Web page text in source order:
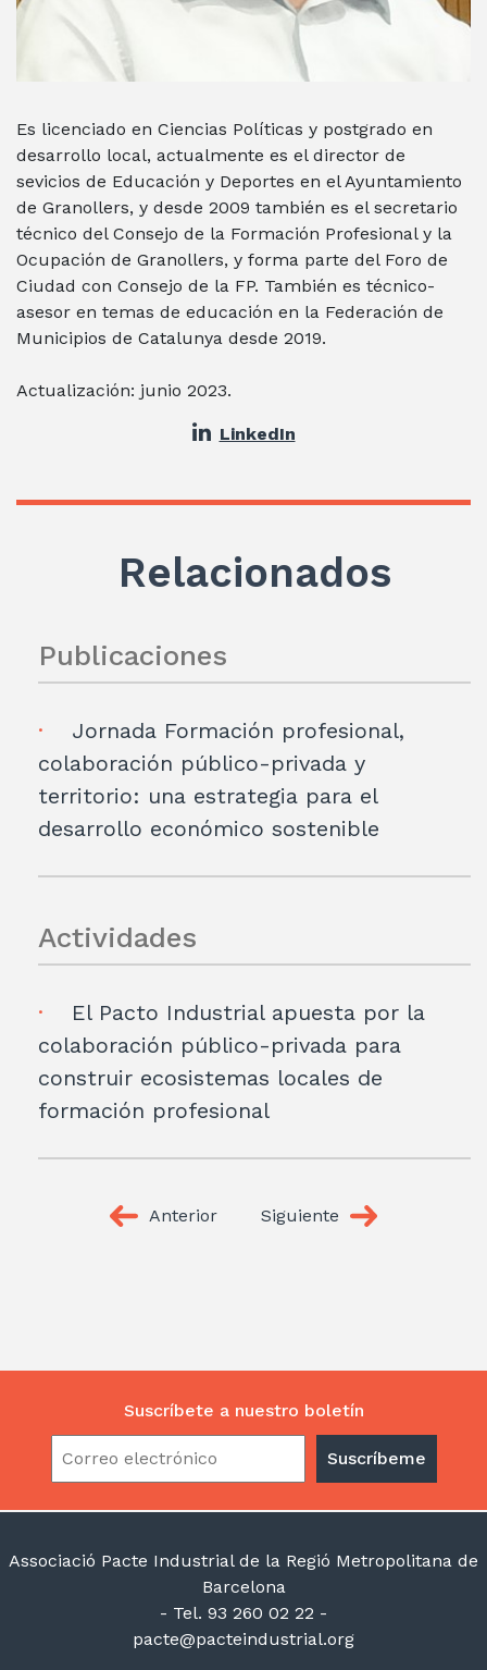
Es licenciado en Ciencias Políticas y postgrado en
desarrollo local, actualmente es el director de
sevicios de Educación y Deportes en el Ayuntamiento
de Granollers, y desde 2009 también es el secretario
técnico del Consejo de la Formación Profesional y la
Ocupación de Granollers, y forma parte del Foro de
Ciudad con Consejo de la FP. También es técnico-
asesor en temas de educación en la Federación de
Municipios de Catalunya desde 2019.
Actualización: junio 2023.
LinkedIn
Relacionados
Publicaciones
Jornada Formación profesional,
colaboración público-privada y
territorio: una estrategia para el
desarrollo económico sostenible
Actividades
El Pacto Industrial apuesta por la
colaboración público-privada para
construir ecosistemas locales de
formación profesional
Anterior Siguiente
Suscríbete a nuestro boletín
Associació Pacte Industrial de la Regió Metropolitana de
Barcelona
- Tel. 93 260 02 22 -
pacte@pacteindustrial.org